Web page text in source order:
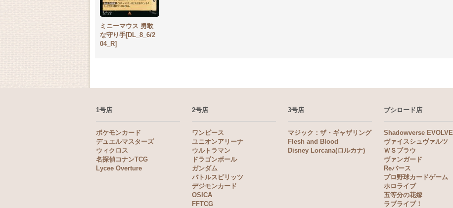
ミニーマウス 勇敢
な守り手[DL_8_6/2
04_R]
1号店
ポケモンカード
デュエルマスターズ
ウィクロス
名探偵コナンTCG
Lycee Overture
2号店
ワンピース
ユニオンアリーナ
ウルトラマン
ドラゴンボール
ガンダム
バトルスピリッツ
デジモンカード
OSICA
FFTCG
3号店
マジック：ザ・ギャザリング
Flesh and Blood
Disney Lorcana(ロルカナ)
ブシロード店
Shadowverse EVOLVE
ヴァイスシュヴァルツ
ＷＳブラウ
ヴァンガード
Reバース
プロ野球カードゲーム
ホロライブ
五等分の花嫁
ラブライブ！